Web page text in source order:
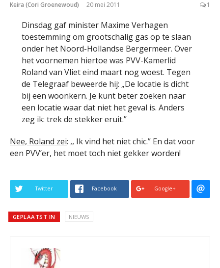
Keira (Cori Groenewoud) 20 mei 2011 1
Dinsdag gaf minister Maxime Verhagen
toestemming om grootschalig gas op te slaan
onder het Noord-Hollandse Bergermeer. Over
het voornemen hiertoe was PVV-Kamerlid
Roland van Vliet eind maart nog woest. Tegen
de Telegraaf beweerde hij: „De locatie is dicht
bij een woonkern. Je kunt beter zoeken naar
een locatie waar dat niet het geval is. Anders
zeg ik: trek de stekker eruit.”
Nee, Roland zei: ,, Ik vind het niet chic.” En dat voor
een PVV’er, het moet toch niet gekker worden!
Twitter Facebook Google+
GEPLAATST IN NIEUWS